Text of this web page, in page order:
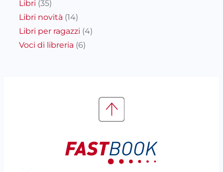
Libri (35)
Libri novità (14)
Libri per ragazzi (4)
Voci di libreria (6)